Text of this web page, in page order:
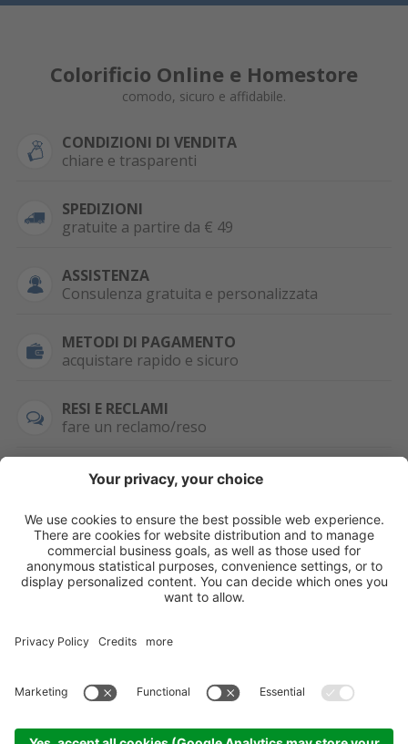
Colorificio Online e Homestore
comodo, sicuro e affidabile.
CONDIZIONI DI VENDITA
chiare e trasparenti
SPEDIZIONI
gratuite a partire da € 49
ASSISTENZA
Consulenza gratuita e personalizzata
METODI DI PAGAMENTO
acquistare rapido e sicuro
RESI E RECLAMI
fare un reclamo/reso
SEMPRE DISPONIBILE
0471 506798
WHATSAPP
+39 376 2951129
Credits
Sitemap Informativa privacy
Impostazioni cookie
HAI LA PARTITA
IVA?
Per ordini, offerte,
prezzi speciali e
ulteriori articoli